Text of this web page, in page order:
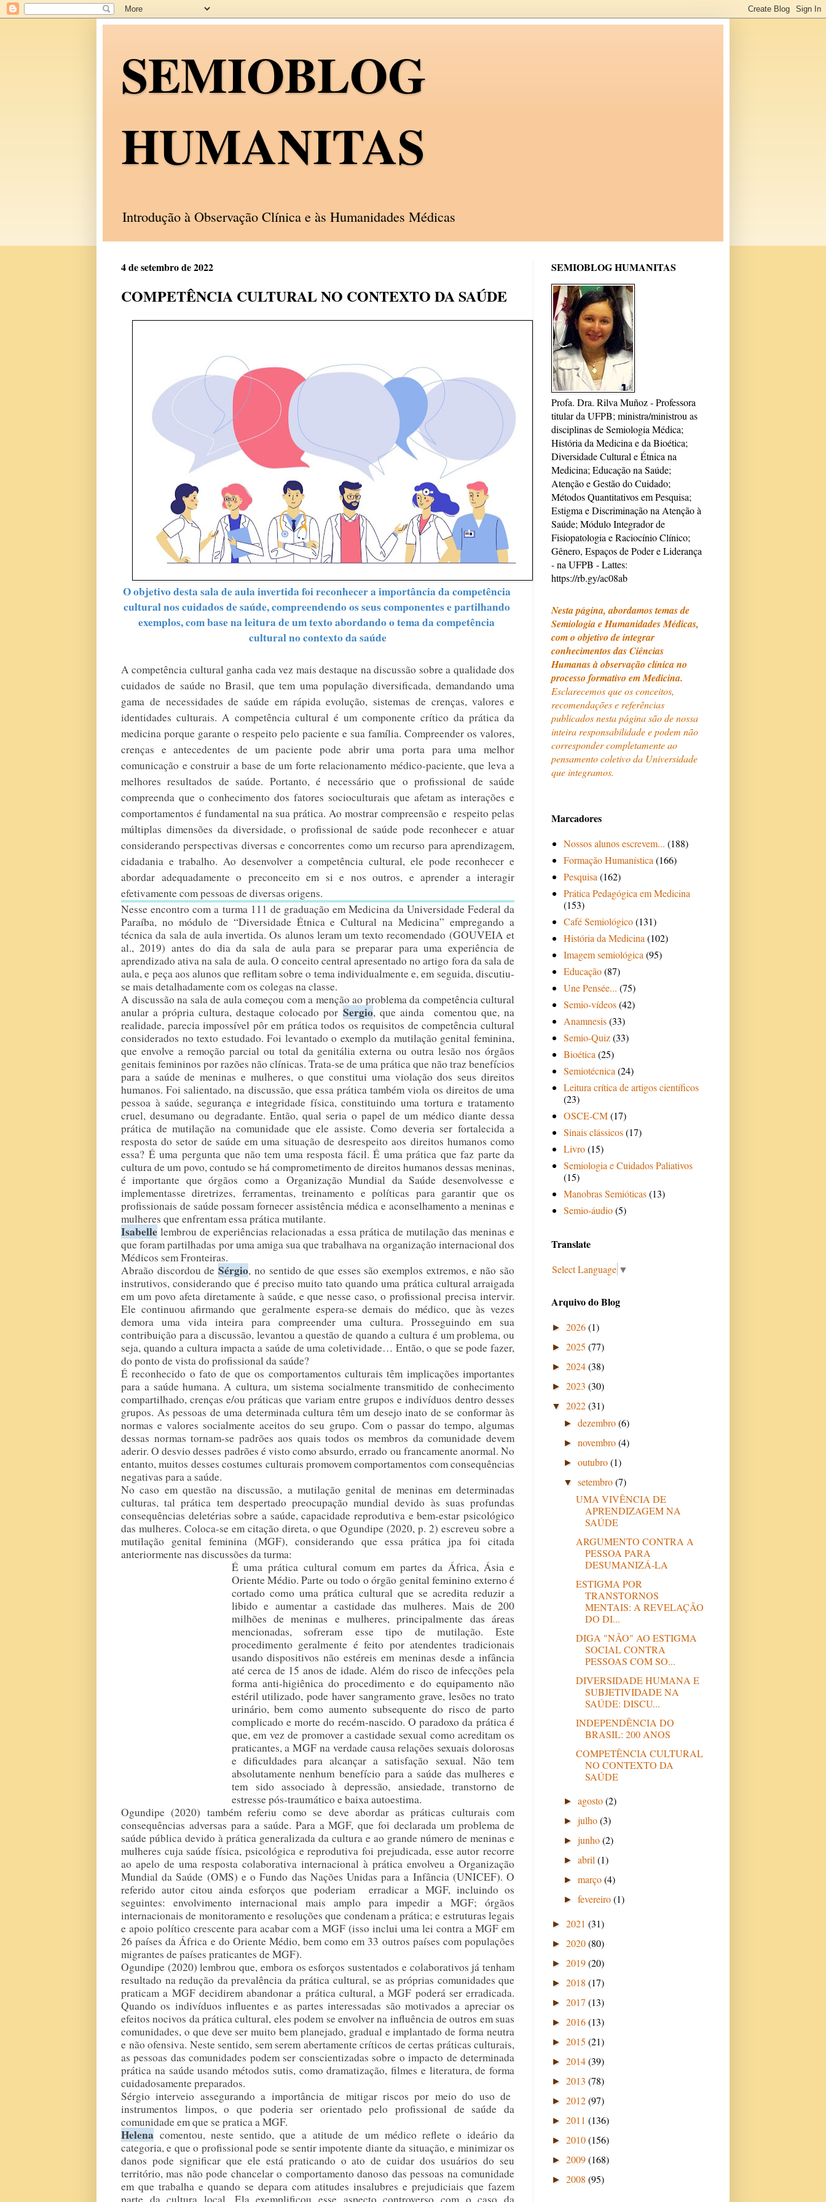
SEMIOBLOG
HUMANITAS
Introdução à Observação Clínica e às Humanidades Médicas
4 de setembro de 2022
COMPETÊNCIA CULTURAL NO CONTEXTO DA SAÚDE
O objetivo desta sala de aula invertida foi reconhecer a importância da competência
cultural nos cuidados de saúde, compreendendo os seus componentes e partilhando
exemplos, com base na leitura de um texto abordando o tema da competência
cultural no contexto da saúde
A competência cultural ganha cada vez mais destaque na discussão sobre a qualidade dos
cuidados de saúde no Brasil, que tem uma população diversificada, demandando uma
gama de necessidades de saúde em rápida evolução, sistemas de crenças, valores e
identidades culturais. A competência cultural é um componente crítico da prática da
medicina porque garante o respeito pelo paciente e sua família. Compreender os valores,
crenças e antecedentes de um paciente pode abrir uma porta para uma melhor
comunicação e construir a base de um forte relacionamento médico-paciente, que leva a
melhores resultados de saúde. Portanto, é necessário que o profissional de saúde
compreenda que o conhecimento dos fatores socioculturais que afetam as interações e
comportamentos é fundamental na sua prática. Ao mostrar compreensão e  respeito pelas
múltiplas dimensões da diversidade, o profissional de saúde pode reconhecer e atuar
considerando perspectivas diversas e concorrentes como um recurso para aprendizagem,
cidadania e trabalho. Ao desenvolver a competência cultural, ele pode reconhecer e
abordar adequadamente o preconceito em si e nos outros, e aprender a interagir
efetivamente com pessoas de diversas origens.
Nesse encontro com a turma 111 de graduação em Medicina da Universidade Federal da
Paraíba, no módulo de “Diversidade Étnica e Cultural na Medicina” empregando a
técnica da sala de aula invertida. Os alunos leram um texto recomendado (GOUVEIA et
al., 2019) antes do dia da sala de aula para se preparar para uma experiência de
aprendizado ativa na sala de aula. O conceito central apresentado no artigo fora da sala de
aula, e peça aos alunos que reflitam sobre o tema individualmente e, em seguida, discutiu-
se mais detalhadamente com os colegas na classe.
A discussão na sala de aula começou com a menção ao problema da competência cultural
anular a própria cultura, destaque colocado por Sergio, que ainda  comentou que, na
realidade, parecia impossível pôr em prática todos os requisitos de competência cultural
considerados no texto estudado. Foi levantado o exemplo da mutilação genital feminina,
que envolve a remoção parcial ou total da genitália externa ou outra lesão nos órgãos
genitais femininos por razões não clínicas. Trata-se de uma prática que não traz benefícios
para a saúde de meninas e mulheres, o que constitui uma violação dos seus direitos
humanos. Foi salientado, na discussão, que essa prática também viola os direitos de uma
pessoa à saúde, segurança e integridade física, constituindo uma tortura e tratamento
cruel, desumano ou degradante. Então, qual seria o papel de um médico diante dessa
prática de mutilação na comunidade que ele assiste. Como deveria ser fortalecida a
resposta do setor de saúde em uma situação de desrespeito aos direitos humanos como
essa? É uma pergunta que não tem uma resposta fácil. É uma prática que faz parte da
cultura de um povo, contudo se há comprometimento de direitos humanos dessas meninas,
é importante que órgãos como a Organização Mundial da Saúde desenvolvesse e
implementasse diretrizes, ferramentas, treinamento e políticas para garantir que os
profissionais de saúde possam fornecer assistência médica e aconselhamento a meninas e
mulheres que enfrentam essa prática mutilante.
Isabelle lembrou de experiências relacionadas a essa prática de mutilação das meninas e
que foram partilhadas por uma amiga sua que trabalhava na organização internacional dos
Médicos sem Fronteiras.
Abraão discordou de Sérgio, no sentido de que esses são exemplos extremos, e não são
instrutivos, considerando que é preciso muito tato quando uma prática cultural arraigada
em um povo afeta diretamente à saúde, e que nesse caso, o profissional precisa intervir.
Ele continuou afirmando que geralmente espera-se demais do médico, que às vezes
demora uma vida inteira para compreender uma cultura. Prosseguindo em sua
contribuição para a discussão, levantou a questão de quando a cultura é um problema, ou
seja, quando a cultura impacta a saúde de uma coletividade… Então, o que se pode fazer,
do ponto de vista do profissional da saúde?
É reconhecido o fato de que os comportamentos culturais têm implicações importantes
para a saúde humana. A cultura, um sistema socialmente transmitido de conhecimento
compartilhado, crenças e/ou práticas que variam entre grupos e indivíduos dentro desses
grupos. As pessoas de uma determinada cultura têm um desejo inato de se conformar às
normas e valores socialmente aceitos do seu grupo. Com o passar do tempo, algumas
dessas normas tornam-se padrões aos quais todos os membros da comunidade devem
aderir. O desvio desses padrões é visto como absurdo, errado ou francamente anormal. No
entanto, muitos desses costumes culturais promovem comportamentos com consequências
negativas para a saúde.
No caso em questão na discussão, a mutilação genital de meninas em determinadas
culturas, tal prática tem despertado preocupação mundial devido às suas profundas
consequências deletérias sobre a saúde, capacidade reprodutiva e bem-estar psicológico
das mulheres. Coloca-se em citação direta, o que Ogundipe (2020, p. 2) escreveu sobre a
mutilação genital feminina (MGF), considerando que essa prática jpa foi citada
anteriormente nas discussões da turma:
É uma prática cultural comum em partes da África, Ásia e
Oriente Médio. Parte ou todo o órgão genital feminino externo é
cortado como uma prática cultural que se acredita reduzir a
libido e aumentar a castidade das mulheres. Mais de 200
milhões de meninas e mulheres, principalmente das áreas
mencionadas, sofreram esse tipo de mutilação. Este
procedimento geralmente é feito por atendentes tradicionais
usando dispositivos não estéreis em meninas desde a infância
até cerca de 15 anos de idade. Além do risco de infecções pela
forma anti-higiênica do procedimento e do equipamento não
estéril utilizado, pode haver sangramento grave, lesões no trato
urinário, bem como aumento subsequente do risco de parto
complicado e morte do recém-nascido. O paradoxo da prática é
que, em vez de promover a castidade sexual como acreditam os
praticantes, a MGF na verdade causa relações sexuais dolorosas
e dificuldades para alcançar a satisfação sexual. Não tem
absolutamente nenhum benefício para a saúde das mulheres e
tem sido associado à depressão, ansiedade, transtorno de
estresse pós-traumático e baixa autoestima.
Ogundipe (2020) também referiu como se deve abordar as práticas culturais com
consequências adversas para a saúde. Para a MGF, que foi declarada um problema de
saúde pública devido à prática generalizada da cultura e ao grande número de meninas e
mulheres cuja saúde física, psicológica e reprodutiva foi prejudicada, esse autor recorre
ao apelo de uma resposta colaborativa internacional à prática envolveu a Organização
Mundial da Saúde (OMS) e o Fundo das Nações Unidas para a Infância (UNICEF). O
referido autor citou ainda esforços que poderiam  erradicar a MGF, incluindo os
seguintes: envolvimento internacional mais amplo para impedir a MGF; órgãos
internacionais de monitoramento e resoluções que condenam a prática; e estruturas legais
e apoio político crescente para acabar com a MGF (isso inclui uma lei contra a MGF em
26 países da África e do Oriente Médio, bem como em 33 outros países com populações
migrantes de países praticantes de MGF).
Ogundipe (2020) lembrou que, embora os esforços sustentados e colaborativos já tenham
resultado na redução da prevalência da prática cultural, se as próprias comunidades que
praticam a MGF decidirem abandonar a prática cultural, a MGF poderá ser erradicada.
Quando os indivíduos influentes e as partes interessadas são motivados a apreciar os
efeitos nocivos da prática cultural, eles podem se envolver na influência de outros em suas
comunidades, o que deve ser muito bem planejado, gradual e implantado de forma neutra
e não ofensiva. Neste sentido, sem serem abertamente críticos de certas práticas culturais,
as pessoas das comunidades podem ser conscientizadas sobre o impacto de determinada
prática na saúde usando métodos sutis, como dramatização, filmes e literatura, de forma
cuidadosamente preparados.
Sérgio interveio assegurando a importância de mitigar riscos por meio do uso de
instrumentos limpos, o que poderia ser orientado pelo profissional de saúde da
comunidade em que se pratica a MGF.
Helena comentou, neste sentido, que a atitude de um médico reflete o ideário da
categoria, e que o profissional pode se sentir impotente diante da situação, e minimizar os
danos pode significar que ele está praticando o ato de cuidar dos usuários do seu
território, mas não pode chancelar o comportamento danoso das pessoas na comunidade
em que trabalha e quando se depara com atitudes insalubres e prejudiciais que fazem
parte da cultura local. Ela exemplificou esse aspecto controverso com o caso da
SEMIOBLOG HUMANITAS
Profa. Dra. Rilva Muñoz - Professora
titular da UFPB; ministra/ministrou as
disciplinas de Semiologia Médica;
História da Medicina e da Bioética;
Diversidade Cultural e Étnica na
Medicina; Educação na Saúde;
Atenção e Gestão do Cuidado;
Métodos Quantitativos em Pesquisa;
Estigma e Discriminação na Atenção à
Saúde; Módulo Integrador de
Fisiopatologia e Raciocínio Clínico;
Gênero, Espaços de Poder e Liderança
- na UFPB - Lattes:
https://rb.gy/ac08ab
Nesta página, abordamos temas de
Semiologia e Humanidades Médicas,
com o objetivo de integrar
conhecimentos das Ciências
Humanas à observação clínica no
processo formativo em Medicina.
Esclarecemos que os conceitos,
recomendações e referências
publicados nesta página são de nossa
inteira responsabilidade e podem não
corresponder completamente ao
pensamento coletivo da Universidade
que integramos.
Marcadores
Nossos alunos escrevem... (188)
Formação Humanística (166)
Pesquisa (162)
Prática Pedagógica em Medicina
(153)
Café Semiológico(131)
História da Medicina (102)
Imagem semiológica (95)
Educação(87)
Une Pensée... (75)
Semio-vídeos(42)
Anamnesis(33)
Semio-Quiz(33)
Bioética (25)
Semiotécnica (24)
Leitura crítica de artigos científicos
(23)
OSCE-CM(17)
Sinais clássicos(17)
Livro(15)
Semiologia e Cuidados Paliativos
(15)
Manobras Semióticas(13)
Semio-áudio(5)
Translate
Select Language ▼
Arquivo do Blog
► 2026(1)
► 2025 (77)
► 2024(38)
► 2023 (30)
▼ 2022(31)
►dezembro(6)
►novembro(4)
►outubro(1)
▼setembro(7)
UMA VIVÊNCIA DE
APRENDIZAGEM NA
SAÚDE
ARGUMENTO CONTRA A
PESSOA PARA
DESUMANIZÁ-LA
ESTIGMA POR
TRANSTORNOS
MENTAIS: A REVELAÇÃO
DO DI...
DIGA "NÃO" AO ESTIGMA
SOCIAL CONTRA
PESSOAS COM SO...
DIVERSIDADE HUMANA E
SUBJETIVIDADE NA
SAÚDE: DISCU...
INDEPENDÊNCIA DO
BRASIL: 200 ANOS
COMPETÊNCIA CULTURAL
NO CONTEXTO DA
SAÚDE
►agosto(2)
►julho(3)
►junho(2)
►abril(1)
►março(4)
►fevereiro(1)
► 2021 (31)
► 2020(80)
► 2019(20)
► 2018 (17)
► 2017 (13)
► 2016(13)
► 2015 (21)
► 2014(39)
► 2013 (78)
► 2012(97)
► 2011 (136)
► 2010(156)
► 2009(168)
► 2008 (95)